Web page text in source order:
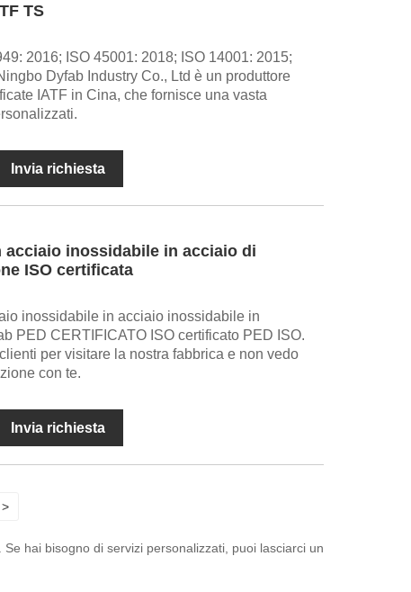
TS
2016; ISO 45001: 2018; ISO 14001: 2015;
Dyfab Industry Co., Ltd è un produttore
IATF in Cina, che fornisce una vasta
Invia richiesta
inossidabile in acciaio di
ISO certificata
inossidabile in acciaio inossidabile in
PED CERTIFICATO ISO certificato PED ISO.
per visitare la nostra fabbrica e non vedo
con te.
Invia richiesta
>
hai bisogno di servizi personalizzati, puoi lasciarci un